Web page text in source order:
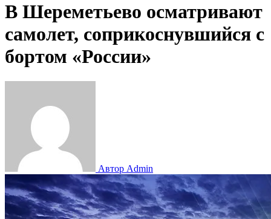
В Шереметьево осматривают
самолет, соприкоснувшийся с
бортом «России»
Автор Admin